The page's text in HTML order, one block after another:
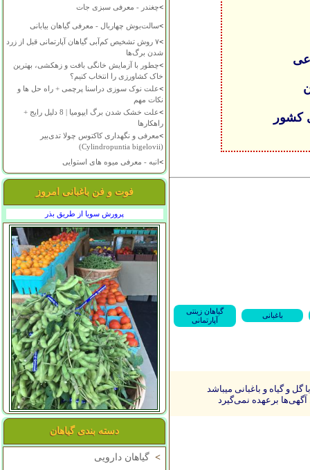
>چغندر - معرفی سبزی جات
>سالت‌بوش چهاربال - معرفی گیاهان بیابانی
>
۷ روش تشخیص کم‌آبی گیاهان آپارتمانی قبل از زرد
شدن برگ‌ها
>چطور با آزمایش خانگی بافت و زهکشی، بهترین
خاک کشاورزی را انتخاب کنیم؟
>علت نوک سوزی دراسنا پرچمی + راه حل ها و
نکات مهم
>
علت خشک شدن برگ ایپومیا | 8 دلیل رایج +
راهکارها
>معرفی و نگهداری کاکتوس چولا تدی‌بیر
(Cylindropuntia bigelovii)
>انبه - معرفی میوه های استوایی
فوت و فن باغبانی امروز
پرورش سویا از طریق بذر
دسته بندی گیاهان
> گیاهان دارویی
کشور
باغبانی
گیاهان زینتی
آپارتمانی
و گیاه و باغبانی میباشد
آگهی‌ها برعهده نمی‌گیرد